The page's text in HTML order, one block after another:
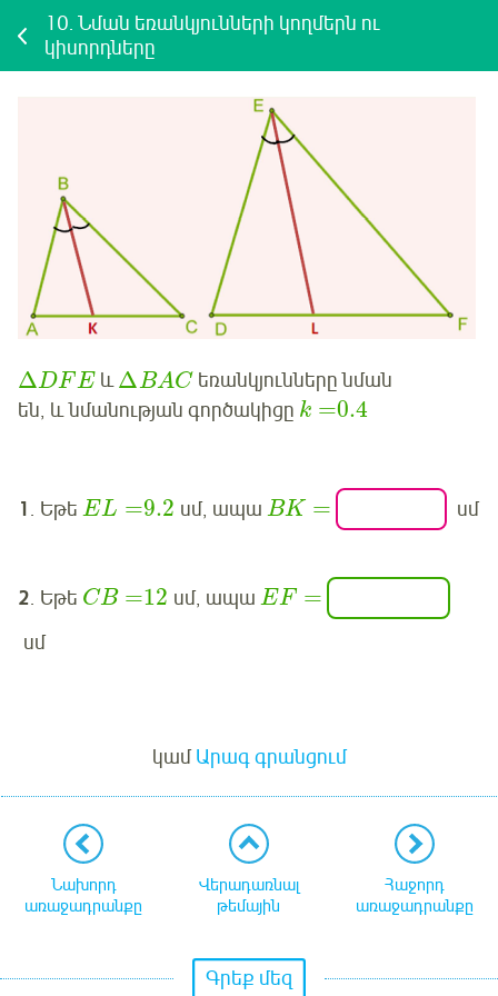
10. Նման եռանկյունների կողմերն ու
կիսորդները
ΔDFEևΔBACեռանկյունները նման
են, և նմանության գործակիցը k =0.4
1. Եթե EL =9.2 սմ, ապաBK = սմ
2. Եթե CB =12 սմ, ապաEF =
սմ
կամԱրագ գրանցում
Նախորդ
առաջադրանքը
Վերադառնալ
թեմային
Հաջորդ
առաջադրանքը
Գրեք մեզ